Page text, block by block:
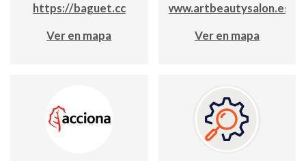
https://baguet.cc
Ver en mapa
www.artbeautysalon.es
Ver en mapa